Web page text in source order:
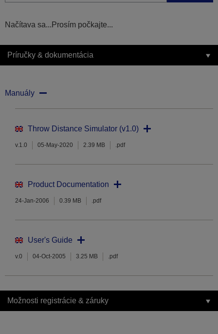
Načítava sa...Prosím počkajte...
Príručky & dokumentácia
Manuály
Throw Distance Simulator (v1.0)
v.1.0 05-May-2020 2.39 MB .pdf
Product Documentation
24-Jan-2006 0.39 MB .pdf
User's Guide
v.0 04-Oct-2005 3.25 MB .pdf
Možnosti registrácie & záruky